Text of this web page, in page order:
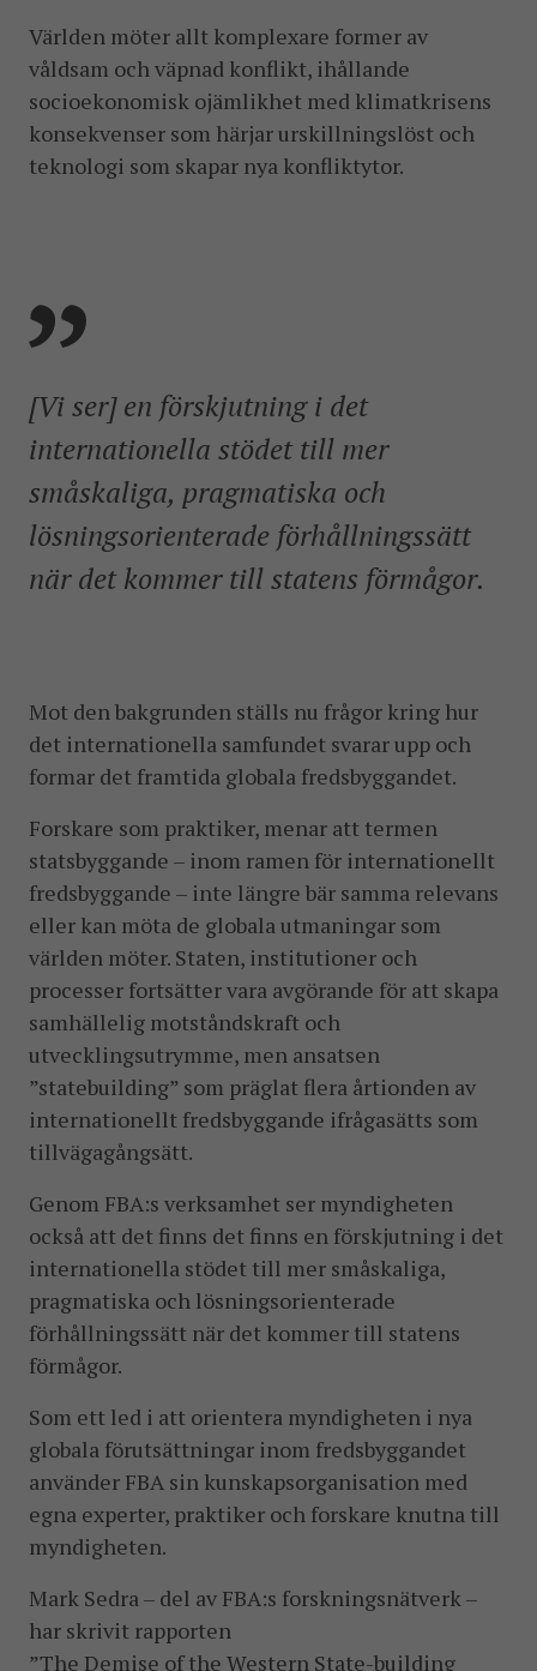
Världen möter allt komplexare former av
våldsam och väpnad konflikt, ihållande
socioekonomisk ojämlikhet med klimatkrisens
konsekvenser som härjar urskillningslöst och
teknologi som skapar nya konfliktytor.
[Vi ser] en förskjutning i det
internationella stödet till mer
småskaliga, pragmatiska och
lösningsorienterade förhållningssätt
när det kommer till statens förmågor.
Mot den bakgrunden ställs nu frågor kring hur
det internationella samfundet svarar upp och
formar det framtida globala fredsbyggandet.
Forskare som praktiker, menar att termen
statsbyggande – inom ramen för internationellt
fredsbyggande – inte längre bär samma relevans
eller kan möta de globala utmaningar som
världen möter. Staten, institutioner och
processer fortsätter vara avgörande för att skapa
samhällelig motståndskraft och
utvecklingsutrymme, men ansatsen
”statebuilding” som präglat flera årtionden av
internationellt fredsbyggande ifrågasätts som
tillvägagångsätt.
Genom FBA:s verksamhet ser myndigheten
också att det finns det finns en förskjutning i det
internationella stödet till mer småskaliga,
pragmatiska och lösningsorienterade
förhållningssätt när det kommer till statens
förmågor.
Som ett led i att orientera myndigheten i nya
globala förutsättningar inom fredsbyggandet
använder FBA sin kunskapsorganisation med
egna experter, praktiker och forskare knutna till
myndigheten.
Mark Sedra – del av FBA:s forskningsnätverk –
har skrivit rapporten
”The Demise of the Western State-building